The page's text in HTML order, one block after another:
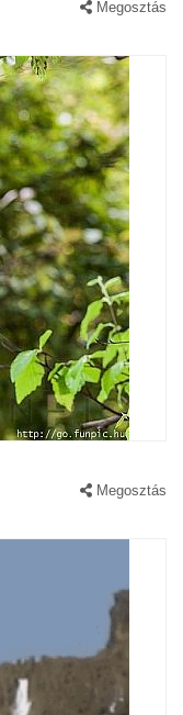
Megosztás
Megosztás